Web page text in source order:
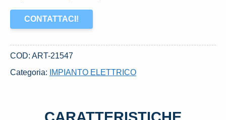
CONTATTACI!
COD: ART-21547
Categoria:
IMPIANTO ELETTRICO